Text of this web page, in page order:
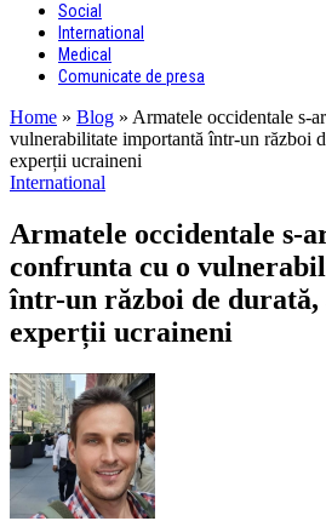
Social
International
Medical
Comunicate de presa
Home » Blog » Armatele occidentale s-
vulnerabilitate importantă într-un război
experții ucraineni
International
Armatele occidentale s-
confrunta cu o
într-un război de durată,
experții ucraineni